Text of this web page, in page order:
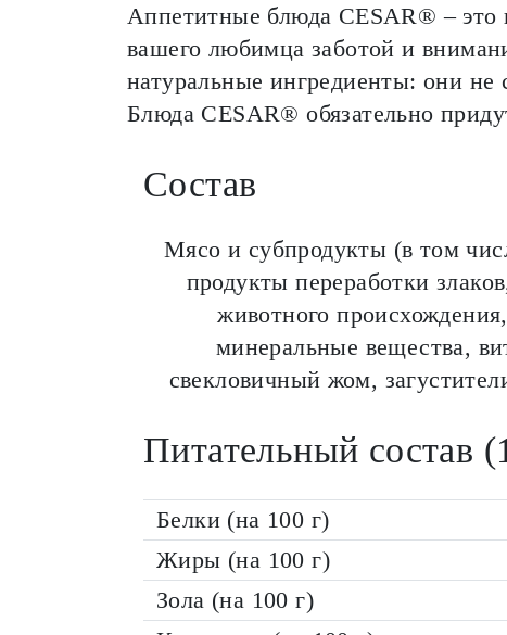
Аппетитные блюда CESAR® – это
вашего любимца заботой и
натуральные ингредиенты: они не
Блюда CESAR® обязательно
Состав
Мясо и субпродукты (в том
продукты переработки
животного
минеральные вещества,
свекловичный жом,
Питательный состав
Белки (на 100 г)
Жиры (на 100 г)
Зола (на 100 г)